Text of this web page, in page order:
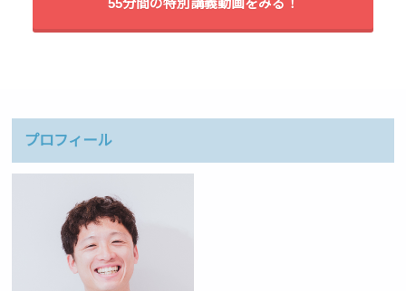
55分間の特別講義動画をみる！
プロフィール